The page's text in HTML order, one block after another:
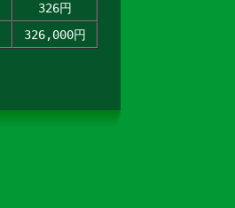
326円
326,000円